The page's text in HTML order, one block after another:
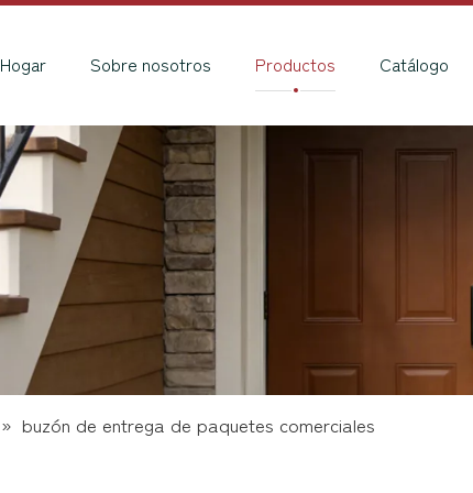
Hogar Sobre nosotros Productos Catálogo
» buzón de entrega de paquetes comerciales